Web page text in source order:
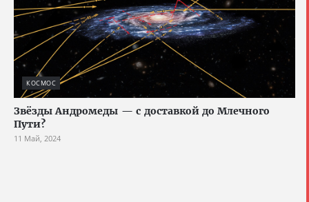
КОСМОС
Звёзды Андромеды — с доставкой до Млечного
Пути?
11 Май, 2024